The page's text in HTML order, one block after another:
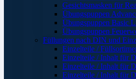
Gesichtsmasken für
Übungspuppen
Übungspuppen Basic
Übungspuppen
Füllungen nach DIN und
Einzelteile /
Einzelteile / Inhalt für
Einzelteile / Inhalt für
Einzelteile / Inhalt für